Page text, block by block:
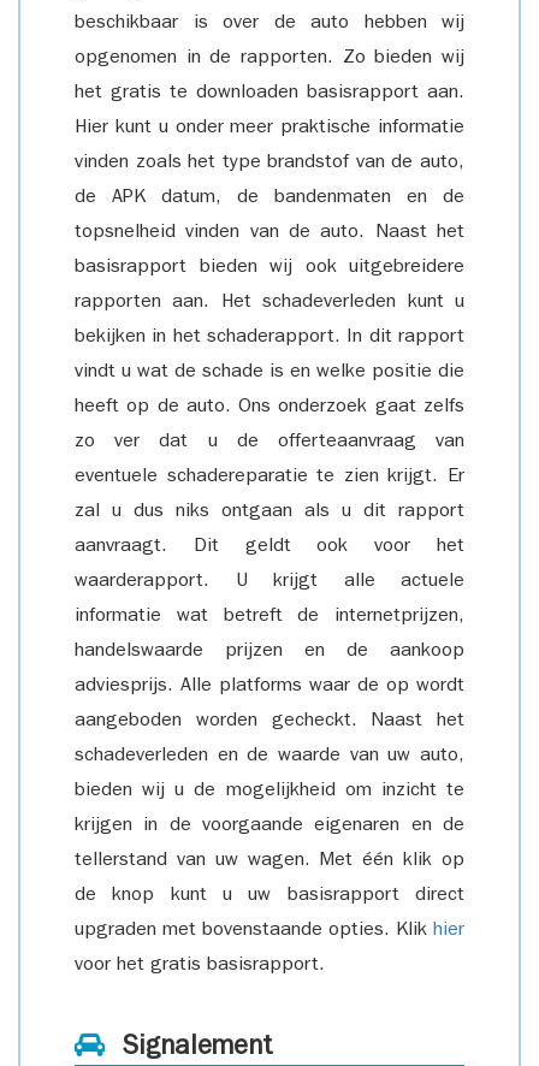
beschikbaar is over de auto hebben wij
opgenomen in de rapporten. Zo bieden wij
het gratis te downloaden basisrapport aan.
Hier kunt u onder meer praktische informatie
vinden zoals het type brandstof van de auto,
de APK datum, de bandenmaten en de
topsnelheid vinden van de auto. Naast het
basisrapport bieden wij ook uitgebreidere
rapporten aan. Het schadeverleden kunt u
bekijken in het schaderapport. In dit rapport
vindt u wat de schade is en welke positie die
heeft op de auto. Ons onderzoek gaat zelfs
zo ver dat u de offerteaanvraag van
eventuele schadereparatie te zien krijgt. Er
zal u dus niks ontgaan als u dit rapport
aanvraagt. Dit geldt ook voor het
waarderapport. U krijgt alle actuele
informatie wat betreft de internetprijzen,
handelswaarde prijzen en de aankoop
adviesprijs. Alle platforms waar de op wordt
aangeboden worden gecheckt. Naast het
schadeverleden en de waarde van uw auto,
bieden wij u de mogelijkheid om inzicht te
krijgen in de voorgaande eigenaren en de
tellerstand van uw wagen. Met één klik op
de knop kunt u uw basisrapport direct
upgraden met bovenstaande opties. Klik hier
voor het gratis basisrapport.
Signalement